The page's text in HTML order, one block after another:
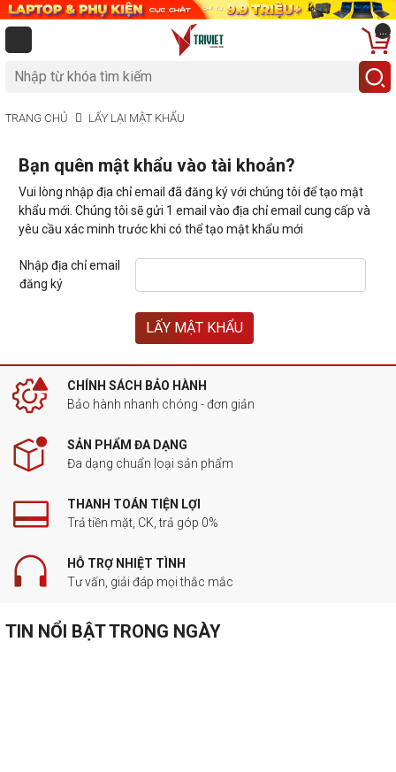
...
TRANG CHỦ LẤY LẠI MẬT KHẨU
Bạn quên mật khẩu vào tài khoản?
Vui lòng nhập địa chỉ email đã đăng ký với chúng tôi để tạo mật
khẩu mới. Chúng tôi sẽ gửi 1 email vào địa chỉ email cung cấp và
yêu cầu xác minh trước khi có thể tạo mật khẩu mới
Nhập địa chỉ email
đăng ký
CHÍNH SÁCH BẢO HÀNH
Bảo hành nhanh chóng - đơn giản
SẢN PHẨM ĐA DẠNG
Đa dạng chuẩn loại sản phẩm
THANH TOÁN TIỆN LỢI
Trả tiền mặt, CK, trả góp 0%
HỖ TRỢ NHIỆT TÌNH
Tư vấn, giải đáp mọi thắc mắc
TIN NỔI BẬT TRONG NGÀY